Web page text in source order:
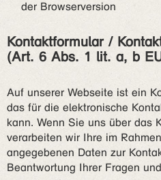
der Browserversion
Kontaktformular /
(Art. 6 Abs. 1 lit. a, b
Auf unserer Webseite ist ein
das für die elektronische
kann. Wenn Sie uns über das
verarbeiten wir Ihre im
angegebenen Daten zur
Beantwortung Ihrer Fragen